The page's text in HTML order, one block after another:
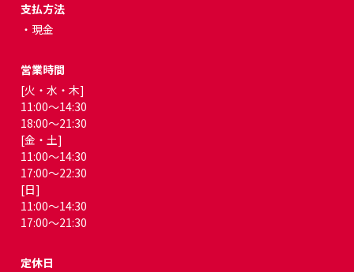
支払方法
・現金
営業時間
[火・水・木]
11:00～14:30
18:00～21:30
[金・土]
11:00～14:30
17:00～22:30
[日]
11:00～14:30
17:00～21:30
定休日